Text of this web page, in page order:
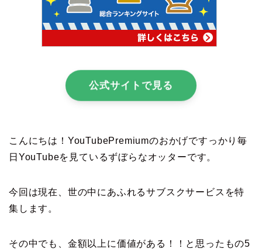
公式サイトで見る
こんにちは！YouTubePremiumのおかげですっかり毎
日YouTubeを見ているずぼらなオッターです。
今回は現在、世の中にあふれるサブスクサービスを特
集します。
その中でも、金額以上に価値がある！！と思ったもの5